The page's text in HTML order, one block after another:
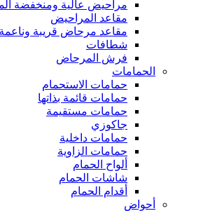
مراحيض عالية ومنخفضة
مقاعد المراحيض
مقاعد مرحاض قريبة وناعمة
شطافات
فرش المرحاض
الحمامات
حمامات الاستحمام
حمامات قائمة بذاتها
حمامات مستقيمة
جاكوزي
حمامات داخلية
حمامات الزاوية
ألواح الحمام
شاشات الحمام
أقدام الحمام
أحواض